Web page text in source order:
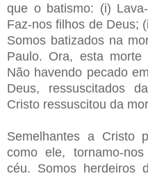
que o batismo: (i)
Faz-nos filhos de Deus;
Somos batizados na
Paulo. Ora, esta
Não havendo pecado
Deus, ressuscitados
Cristo ressuscitou da
Semelhantes a Cristo
como ele, tornamo-
céu. Somos herdeiros